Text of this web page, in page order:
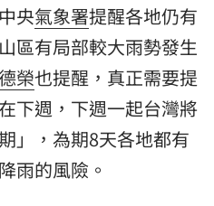
央氣象署提醒各地仍有
區有局部較大雨勢發生
榮也提醒，真正需要提
下週，下週一起台灣將
」，為期8天各地都有
雨的風險。